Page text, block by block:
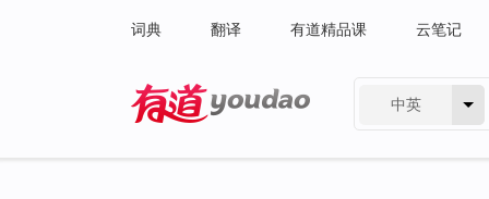
词典 翻译 有道精品课 云笔记
中英